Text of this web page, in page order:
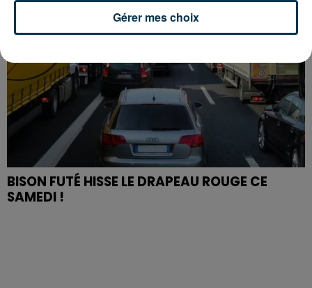
BISON FUTÉ HISSE LE DRAPEAU ROUGE CE
SAMEDI !
Gérer mes choix